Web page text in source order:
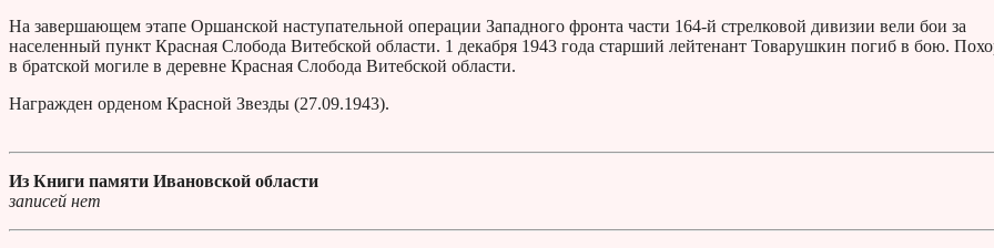
На завершающем этапе Оршанской наступательной операции Западного фронта части 164-й стрелковой дивизии вели бои за
населенный пункт Красная Слобода Витебской области. 1 декабря 1943 года старший лейтенант Товарушкин погиб в бою.
в братской могиле в деревне Красная Слобода Витебской области.
Награжден орденом Красной Звезды (27.09.1943).
Из Книги памяти Ивановской области
записей нет